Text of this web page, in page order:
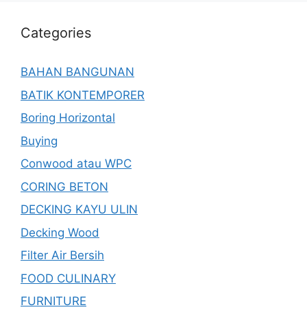
Categories
BAHAN BANGUNAN
BATIK KONTEMPORER
Boring Horizontal
Buying
Conwood atau WPC
CORING BETON
DECKING KAYU ULIN
Decking Wood
Filter Air Bersih
FOOD CULINARY
FURNITURE